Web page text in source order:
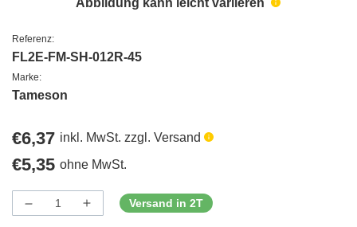
Abbildung kann leicht variieren
Referenz:
FL2E-FM-SH-012R-45
Marke:
Tameson
Regulärer
Preis
€6,37 inkl. MwSt. zzgl. Versand
Regulärer
Preis
€5,35 ohne MwSt.
Menge
Menge
verringern
Menge
erhöhen
Versand in 2T